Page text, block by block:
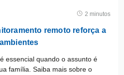
2 minutos
remoto reforça a
essencial quando o assunto é
família. Saiba mais sobre o